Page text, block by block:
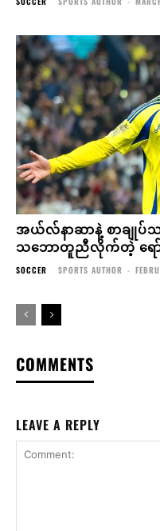
အယ်လ်နာဆာနဲ့ စာချုပ်
သဘောတူညီလိုက်တဲ့ ရေ
SOCCER SPORTS AUTHOR -
COMMENTS
LEAVE A REPLY